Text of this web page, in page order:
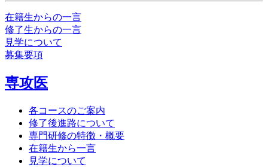
在籍生からの一言
修了生からの一言
見学について
募集要項
専攻医
各コースのご案内
修了後進路について
専門研修の特徴・概要
在籍生から一言
見学について